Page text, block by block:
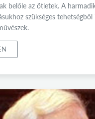
belőle az ötletek. A
szükséges tehetségből